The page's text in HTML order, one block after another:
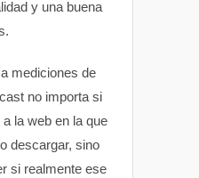
y una buena
mediciones de
no importa si
la web en la que
descargar, sino
si realmente ese